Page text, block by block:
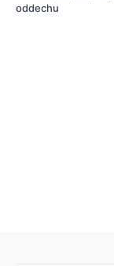
oddechu